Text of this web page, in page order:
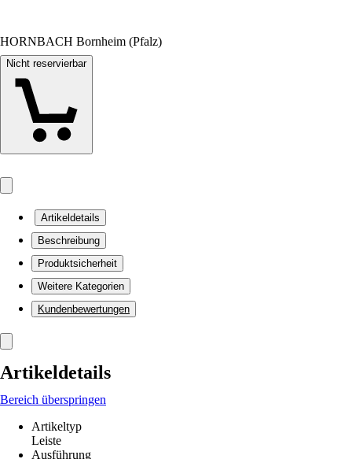
HORNBACH Bornheim (Pfalz)
Nicht reservierbar
Artikeldetails
Beschreibung
Produktsicherheit
Weitere Kategorien
Kundenbewertungen
Artikeldetails
Bereich überspringen
Artikeltyp
Leiste
Ausführung